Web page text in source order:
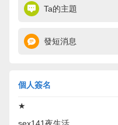
Ta的主題
發短消息
個人簽名
★